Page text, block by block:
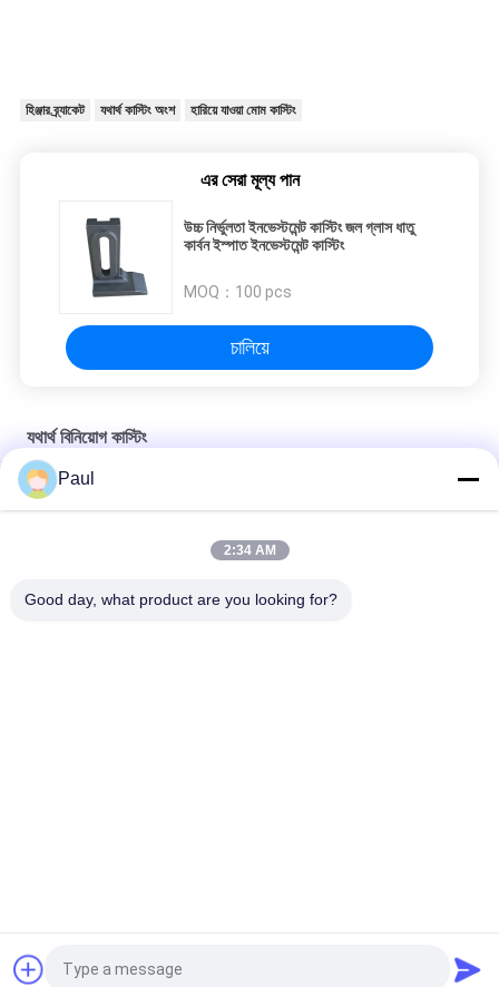
হিঞ্জার ব্র্যাকেট যথার্থ কাস্টিং অংশ হারিয়ে যাওয়া মোম কাস্টিং
এর সেরা মূল্য পান
উচ্চ নির্ভুলতা ইনভেস্টমেন্ট কাস্টিং জল গ্লাস ধাতু
কার্বন ইস্পাত ইনভেস্টমেন্ট কাস্টিং
MOQ： 100 pcs
চালিয়ে
যথার্থ বিনিয়োগ কাস্টিং
স্টেইনলেস স্টিল লস্ট ওয়াক্স পার্টস কাস্টিং সার্ভিসেস মেকানিক্যাল ভেহিকেল অ্যাক্সেসরিজ
Paul
2:34 AM
Good day, what product are you looking for?